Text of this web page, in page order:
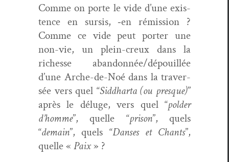
Comme on porte le vide d’une exis­
tence en sur­sis, ‑en rémis­sion ?
Comme ce vide peut porter une
non-vie, un plein-creux dans la
richesse abandonnée/dépouillée
d’une Arche-de-Noé dans la tra­ver­
sée vers quel “Sid­dhar­ta (ou presque)”
après le déluge, vers quel “pold­er
d’homme”, quelle “prison”, quels
“demain”, quels “Dans­es et Chants”,
quelle « Paix» ?